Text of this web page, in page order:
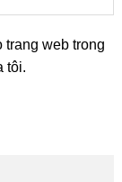
trang web trong
tôi.